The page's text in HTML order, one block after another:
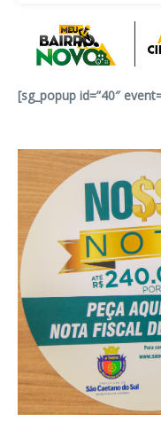
[sg_popup id=”40″